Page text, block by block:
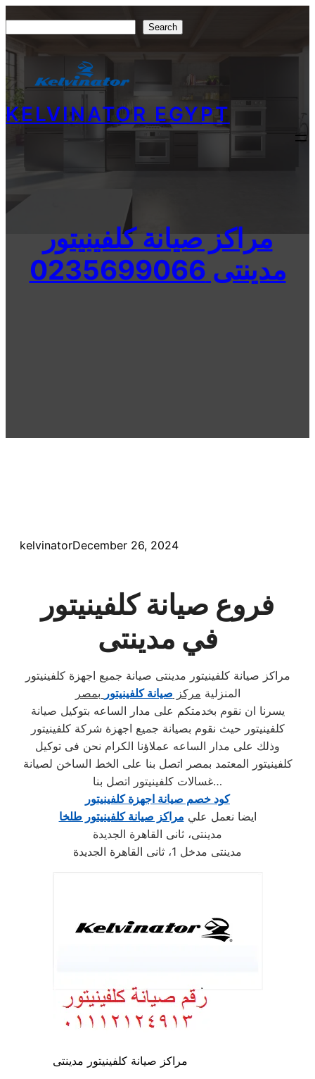
to
content
Search
KELVINATOR EGYPT
مراكز صيانة كلفينيتور
مدينتى 0235699066
kelvinatorDecember 26, 2024
فروع صيانة كلفينيتور
في مدينتى
مراكز صيانة كلفينيتور مدينتى صيانة جميع اجهزة كلفينيتور
المنزلية مركز صيانة كلفينيتور بمصر
يسرنا ان نقوم بخدمتكم على مدار الساعه بتوكيل صيانة
كلفينيتور حيث نقوم بصيانة جميع اجهزة شركة كلفينيتور
وذلك على مدار الساعه عملاؤنا الكرام نحن فى توكيل
كلفينيتور المعتمد بمصر اتصل بنا على الخط الساخن لصيانة
غسالات كلفينيتور اتصل بنا…
كود خصم صيانة اجهزة كلفينيتور
ايضا نعمل علي مراكز صيانة كلفينيتور طلخا
مدينتى، ثانى القاهرة الجديدة
مدينتى مدخل 1، ثانى القاهرة الجديدة
مراكز صيانة كلفينيتور مدينتى